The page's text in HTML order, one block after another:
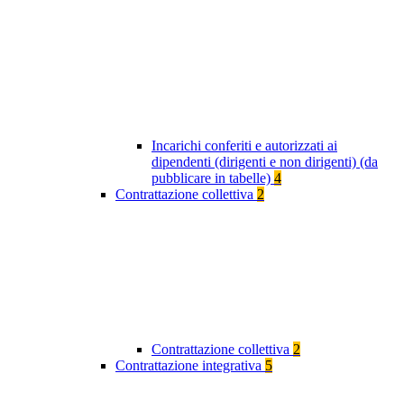
Incarichi conferiti e autorizzati ai
dipendenti (dirigenti e non dirigenti) (da
pubblicare in tabelle) 4
Contrattazione collettiva 2
Contrattazione collettiva 2
Contrattazione integrativa 5